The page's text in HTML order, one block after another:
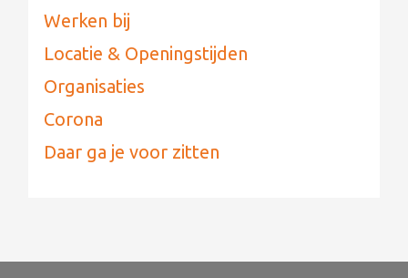
Werken bij
Locatie & Openingstijden
Organisaties
Corona
Daar ga je voor zitten